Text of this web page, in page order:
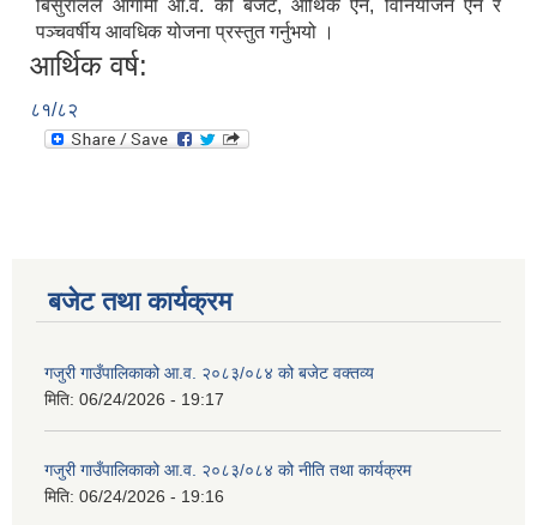
बिसुरालले आगामी आ.व. को बजेट, आर्थिक ऐन, विनियोजन ऐन र
पञ्‍चवर्षीय आवधिक योजना प्रस्तुत गर्नुभयो ।
आर्थिक वर्ष:
८१/८२
बजेट तथा कार्यक्रम
गजुरी गाउँपालिकाको आ.व. २०८३/०८४ को बजेट वक्तव्य
मिति: 06/24/2026 - 19:17
गजुरी गाउँपालिकाको आ.व. २०८३/०८४ को नीति तथा कार्यक्रम
मिति: 06/24/2026 - 19:16